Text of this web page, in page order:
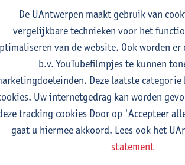
studiepunten
Remco Sleiderink
tot de algemene taalwetenschap
2E SEM
studiepunten
Astrid De Wit Peter Petré
verplichte opleidingsonderdelen
De UAntwerpen maakt gebruik van
vergelijkbare technieken voor het
van de website. Ook worden
b.v. YouTubefilmpjes te kunnen
Deze laatste
Uw internetgedrag kan worden
tracking cookies Door op 'Accepteer
gaat u hiermee akkoord. Lees ook het
statement